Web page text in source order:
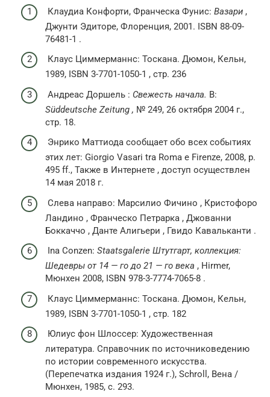
Клаудиа Конфорти, Франческа Фунис: Вазари ,
Джунти Эдиторе, Флоренция, 2001. ISBN 88-09-
76481-1 .
Клаус Циммерманнс: Тоскана. Дюмон, Кельн,
1989, ISBN 3-7701-1050-1 , стр. 236
Андреас Доршель : Свежесть начала. В:
Süddeutsche Zeitung , № 249, 26 октября 2004 г.,
стр. 18.
Энрико Маттиода сообщает обо всех событиях
этих лет: Giorgio Vasari tra Roma e Firenze, 2008, p.
495 ff., Также в Интернете , доступ осуществлен
14 мая 2018 г.
Слева направо: Марсилио Фичино , Кристофоро
Ландино , Франческо Петрарка , Джованни
Боккаччо , Данте Алигьери , Гвидо Кавальканти .
Ina Conzen: Staatsgalerie Штутгарт, коллекция:
Шедевры от 14 — го до 21 — го века , Hirmer,
Мюнхен 2008, ISBN 978-3-7774-7065-8 .
Клаус Циммерманнс: Тоскана. Дюмон, Кельн,
1989, ISBN 3-7701-1050-1 , стр. 182
Юлиус фон Шлоссер: Художественная
литература. Справочник по источниковедению
по истории современного искусства.
(Перепечатка издания 1924 г.), Schroll, Вена /
Мюнхен, 1985, с. 293.